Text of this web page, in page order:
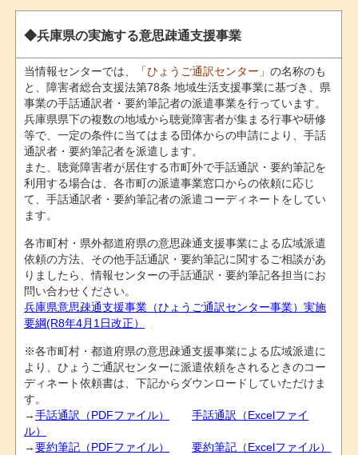
◆兵庫県の実施する意思疎通支援事業
当情報センターでは、 「ひょうご通訳センター」の名称のも
と、障害者総合支援法第78条 地域生活支援事業に基づき、県
事業の手話通訳者・要約筆記者の派遣事業を行っています。
兵庫県県下の複数の地域から聴覚障害者が集まる行事や研修
等で、一定の条件に当てはまる団体からの申請により、手話
通訳者・要約筆記者を派遣します。
また、聴覚障害者が居住する市町外で手話通訳・要約筆記を
利用する場合は、各市町の派遣事業窓口からの依頼に応じ
て、手話通訳者・要約筆記者の派遣コーディネートをしてい
ます。
各市町村・県外都道府県の意思疎通支援事業による広域派遣
依頼の方法、その他手話通訳・要約筆記に関するご相談があ
りましたら、情報センターの手話通訳・要約筆記各担当にお
問い合わせください。
兵庫県意思疎通支援事業（ひょうご通訳センター事業）実施
要綱(R8年4月1日改正）
※各市町村・都道府県の意思疎通支援事業による広域派遣に
より、ひょうご通訳センターに派遣依頼をされるときのコー
ディネート依頼書は、下記からダウンロードしていただけま
す。
→手話通訳（PDFファイル）
手話通訳（Excelファイ
ル）
→要約筆記（PDFファイル） 要約筆記（Excelファイル）